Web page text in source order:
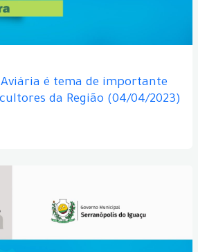
é tema de importante
da Região (04/04/2023)